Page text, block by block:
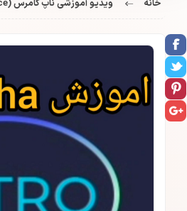
خانه ویدیو آموزشی ناپ کامرس (nopcommerce)